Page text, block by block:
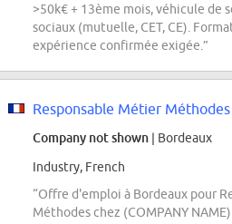
>50k€ + 13ème mois, véhicule de
sociaux (mutuelle, CET, CE).
expérience confirmée exigée.”
Responsable Métier Méthodes
Company not shown | Bordeaux
Industry, French
“Offre d'emploi à Bordeaux pour
Méthodes chez (COMPANY